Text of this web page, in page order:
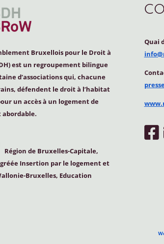
Bruxellois pour le Droit à
) est un regroupement bilingue
d’associations qui, chacune
défendent le droit à l’habitat
un accès à un logement de
Région de Bruxelles-Capitale,
Insertion par le logement et
Bruxelles, Education
Quai